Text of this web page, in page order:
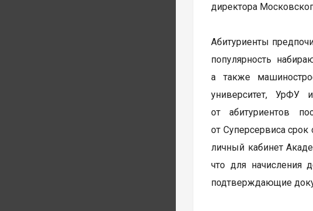
директора
Абитуриенты
популярность
а также
университет, УрФУ
от абитуриентов
от Суперсервиса
личный кабинет
что для начисления
подтверждающие